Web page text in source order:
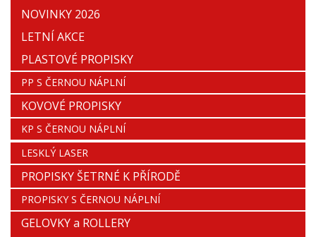
NOVINKY 2026
LETNÍ AKCE
PLASTOVÉ PROPISKY
PP S ČERNOU NÁPLNÍ
KOVOVÉ PROPISKY
KP S ČERNOU NÁPLNÍ
LESKLÝ LASER
PROPISKY ŠETRNÉ K PŘÍRODĚ
PROPISKY S ČERNOU NÁPLNÍ
GELOVKY a ROLLERY